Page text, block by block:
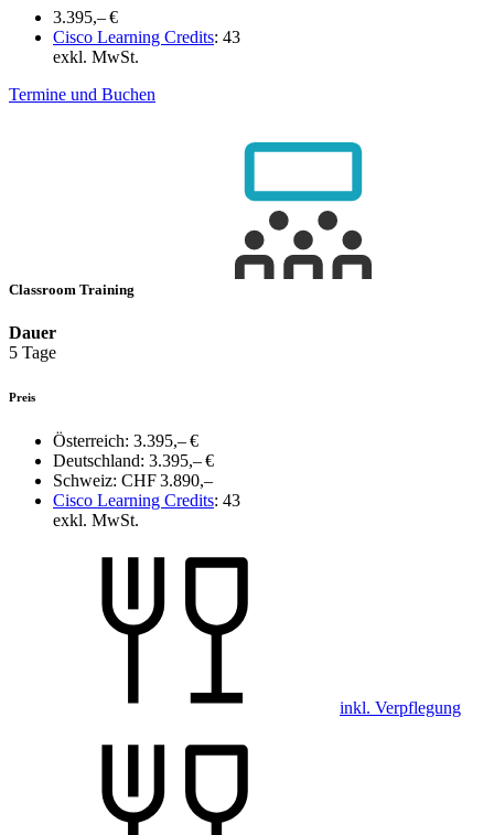
3.395,– €
Cisco Learning Credits: 43
exkl. MwSt.
Termine und Buchen
Classroom Training
Dauer
5 Tage
Preis
Österreich: 3.395,– €
Deutschland: 3.395,– €
Schweiz: CHF 3.890,–
Cisco Learning Credits: 43
exkl. MwSt.
inkl. Verpflegung